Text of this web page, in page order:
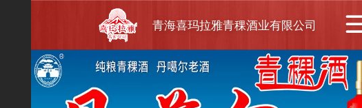
青海喜玛拉雅青稞酒业有限公司